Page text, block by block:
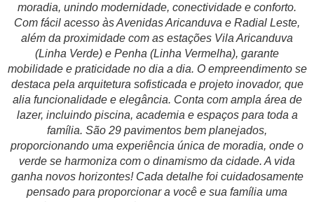
moradia, unindo modernidade, conectividade e conforto.
Com fácil acesso às Avenidas Aricanduva e Radial Leste,
além da proximidade com as estações Vila Aricanduva
(Linha Verde) e Penha (Linha Vermelha), garante
mobilidade e praticidade no dia a dia. O empreendimento se
destaca pela arquitetura sofisticada e projeto inovador, que
alia funcionalidade e elegância. Conta com ampla área de
lazer, incluindo piscina, academia e espaços para toda a
família. São 29 pavimentos bem planejados,
proporcionando uma experiência única de moradia, onde o
verde se harmoniza com o dinamismo da cidade. A vida
ganha novos horizontes! Cada detalhe foi cuidadosamente
pensado para proporcionar a você e sua família uma